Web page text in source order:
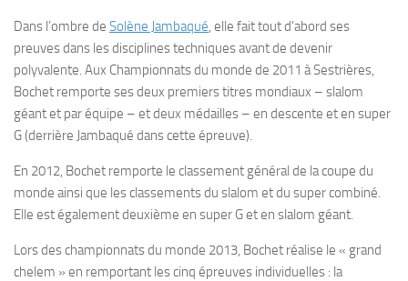
Dans l’ombre de Solène Jambaqué, elle fait tout d’abord ses
preuves dans les disciplines techniques avant de devenir
polyvalente. Aux Championnats du monde de 2011 à Sestrières,
Bochet remporte ses deux premiers titres mondiaux – slalom
géant et par équipe – et deux médailles – en descente et en super
G (derrière Jambaqué dans cette épreuve).
En 2012, Bochet remporte le classement général de la coupe du
monde ainsi que les classements du slalom et du super combiné.
Elle est également deuxième en super G et en slalom géant.
Lors des championnats du monde 2013, Bochet réalise le « grand
chelem » en remportant les cinq épreuves individuelles : la